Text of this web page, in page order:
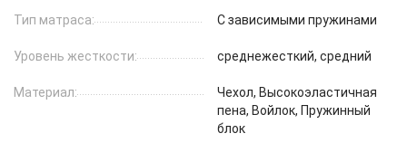
Тип матраса: С зависимыми пружинами
Уровень жесткости: среднежесткий, средний
Материал:
Чехол, Высокоэластичная
пена, Войлок, Пружинный
блок